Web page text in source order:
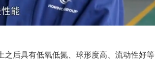
之后具有低氧低氮、球形度高、流动性好等